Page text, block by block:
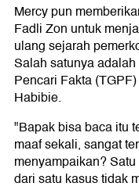
Mercy pun
Fadli Zon untuk
ulang sejarah
Salah satunya
Pencari Fakta
Habibie.
"Bapak bisa baca itu
maaf sekali, sangat
menyampaikan?
dari satu kasus tidak